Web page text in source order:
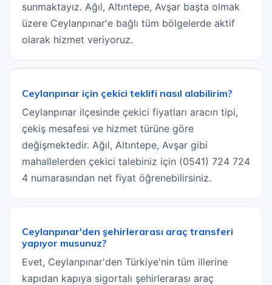
sunmaktayız. Ağıl, Altıntepe, Avşar başta olmak
üzere Ceylanpınar'e bağlı tüm bölgelerde aktif
olarak hizmet veriyoruz.
Ceylanpınar için çekici teklifi nasıl alabilirim?
Ceylanpınar ilçesinde çekici fiyatları aracın tipi,
çekiş mesafesi ve hizmet türüne göre
değişmektedir. Ağıl, Altıntepe, Avşar gibi
mahallelerden çekici talebiniz için (0541) 724 724
4 numarasından net fiyat öğrenebilirsiniz.
Ceylanpınar'den şehirlerarası araç transferi
yapıyor musunuz?
Evet, Ceylanpınar'den Türkiye'nin tüm illerine
kapıdan kapıya sigortalı şehirlerarası araç